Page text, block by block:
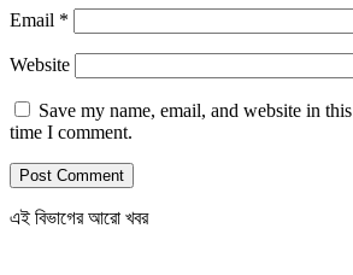
Email *
Website
Save my name, email, and website in
time I comment.
এই বিভাগের আরো খবর